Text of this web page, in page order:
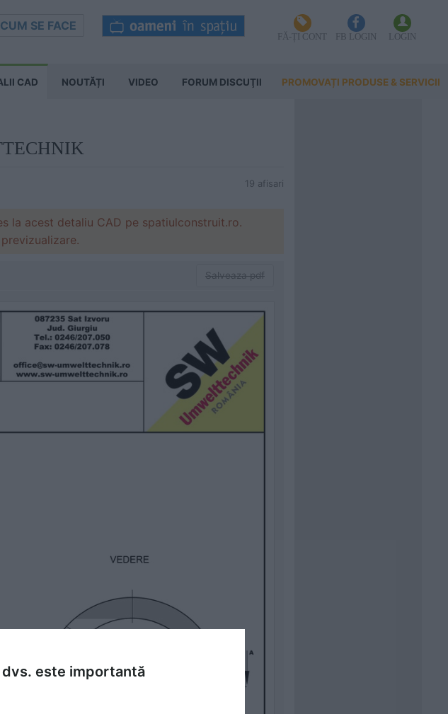
CUM SE FACE
FĂ-ȚI CONT FB LOGIN LOGIN
CAD NOUTĂȚI VIDEO FORUM DISCUŢII PROMOVAȚI PRODUSE & SERVICII
19 afisari
la acest detaliu CAD pe spatiulconstruit.ro.
Salveaza pdf
este importantă